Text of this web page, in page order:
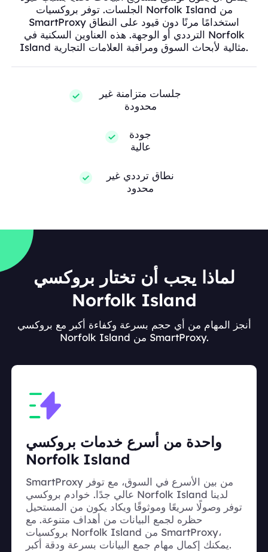
الجلسات. توفر بروكسيات Norfolk Island من
SmartProxy استخدامًا مرنًا دون قيود على النطاق
الترددي أو الوجهة. هذه العناوين السكنية في Norfolk
Island مثالية لأبحاث السوق ومراقبة العلامات التجارية.
جلسات متزامنة غير
محدودة
جودة
عالية
نطاق ترددي غير
محدود
لماذا يجب أن تختار بروكسي
Norfolk Island
أنجز المهام من أي حجم بسرعة وكفاءة أكبر مع بروكسي
Norfolk Island من SmartProxy.
واحدة من أسرع خدمات بروكسي
Norfolk Island
SmartProxy من بين الأسرع في السوق، مع توفر
عالي جدًا. خوادم بروكسي Norfolk Island لدينا
توفر وصولًا سريعًا وموثوقًا ويكاد يكون من المستحيل
حظره لجمع البيانات من أهداف متنوعة. مع
بروكسيات Norfolk Island من SmartProxy،
يمكنك إكمال مهام جمع البيانات بسرعة ودقة أكبر.